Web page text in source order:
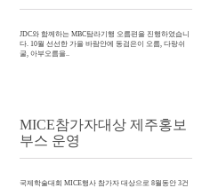
JDC와 함께하는 MBC탐라기행 오름편을 진행하였습니
다. 10월 선선한 가을 바람안에 동검은이 오름, 다랑쉬
굴, 아부오름을..
MICE참가자대상 제주홍보
부스 운영
국제학술대회 MICE행사 참가자 대상으로 8월동안 3건